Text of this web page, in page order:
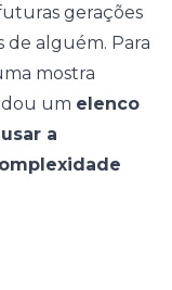
gerações
de alguém. Para
mostra
um elenco
a